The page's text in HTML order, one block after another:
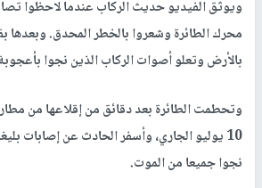
ويوثق الفيديو حديث الركاب عندما لاحظوا
محرك الطائرة وشعروا بالخطر المحدق. وبعدها
بالأرض وتعلو أصوات الركاب الذين نجوا
وتحطمت الطائرة بعد دقائق من إقلاعها من
10 يوليو الجاري، وأسفر الحادث عن إصابات
نجوا جميعا من الموت.